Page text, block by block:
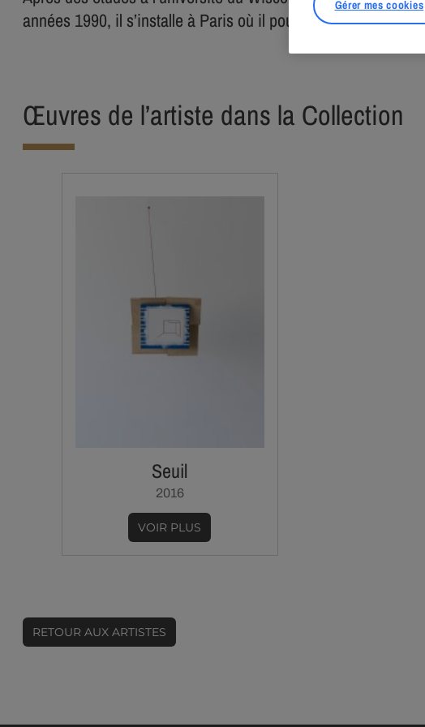
années 1990, il s’installe à Paris où il poursuit le
Œuvres de l’artiste dans la Collection
Seuil
2016
VOIR PLUS
RETOUR AUX ARTISTES
Gérer mes cookies